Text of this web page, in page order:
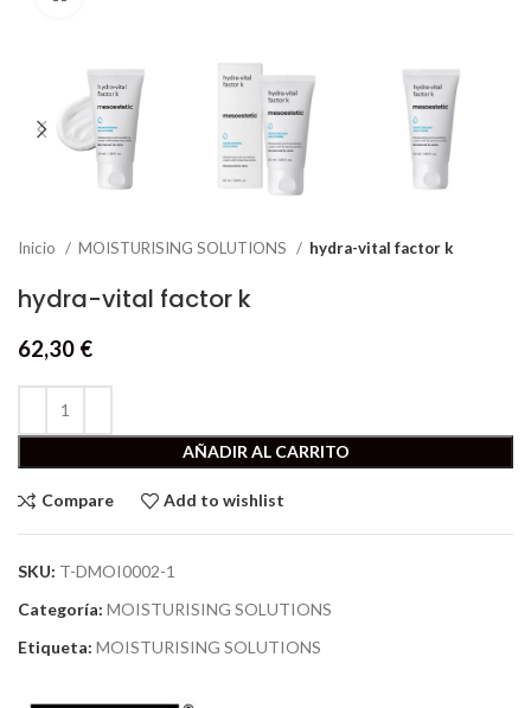
Inicio MOISTURISING SOLUTIONS hydra-vital factor k
hydra-vital factor k
62,30 €
AÑADIR AL CARRITO
Compare Add to wishlist
SKU: T-DMOI0002-1
Categoría: MOISTURISING SOLUTIONS
Etiqueta: MOISTURISING SOLUTIONS